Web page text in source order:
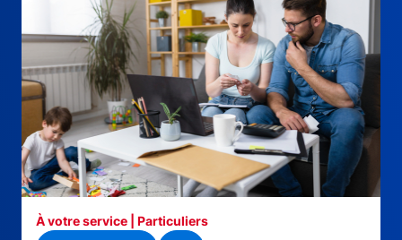
À votre service | Particuliers